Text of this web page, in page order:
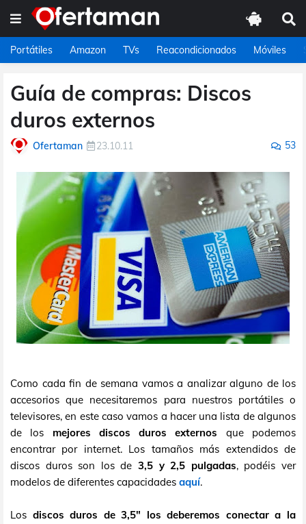
Portátiles Amazon TVs Reacondicionados Móviles
Guía de compras: Discos
duros externos
Ofertaman 23.10.11 53
Como cada fin de semana vamos a analizar alguno de los
accesorios que necesitaremos para nuestros portátiles o
televisores, en este caso vamos a hacer una lista de algunos
de los mejores discos duros externos que podemos
encontrar por internet. Los tamaños más extendidos de
discos duros son los de 3,5 y 2,5 pulgadas, podéis ver
modelos de diferentes capacidades aquí.
Los discos duros de 3,5" los deberemos conectar a la